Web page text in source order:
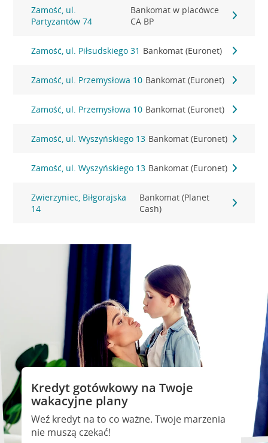
Zamość, ul.
Partyzantów 74
Bankomat w placówce
CA BP
Zamość, ul. Piłsudskiego 31 Bankomat (Euronet)
Zamość, ul. Przemysłowa 10 Bankomat (Euronet)
Zamość, ul. Przemysłowa 10 Bankomat (Euronet)
Zamość, ul. Wyszyńskiego 13 Bankomat (Euronet)
Zamość, ul. Wyszyńskiego 13 Bankomat (Euronet)
Zwierzyniec, Biłgorajska
14
Bankomat (Planet
Cash)
Kredyt gotówkowy na Twoje
wakacyjne plany
Weź kredyt na to co ważne. Twoje marzenia
nie muszą czekać!